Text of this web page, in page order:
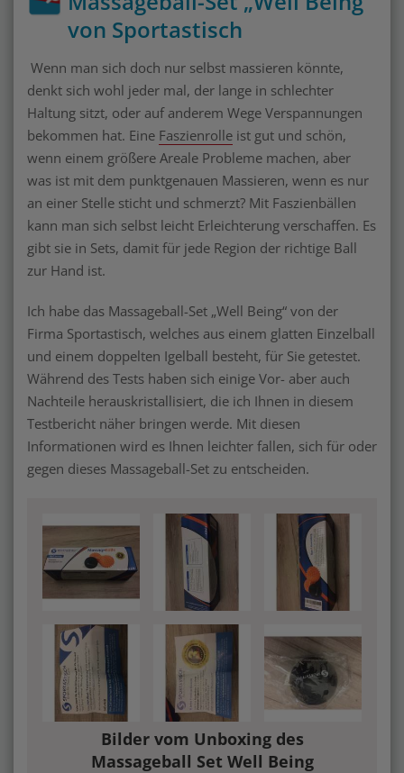
von Sportastisch
Wenn man sich doch nur selbst massieren könnte,
denkt sich wohl jeder mal, der lange in schlechter
Haltung sitzt, oder auf anderem Wege Verspannungen
bekommen hat. Eine Faszienrolle ist gut und schön,
wenn einem größere Areale Probleme machen, aber
was ist mit dem punktgenauen Massieren, wenn es nur
an einer Stelle sticht und schmerzt? Mit Faszienbällen
kann man sich selbst leicht Erleichterung verschaffen. Es
gibt sie in Sets, damit für jede Region der richtige Ball
zur Hand ist.
Ich habe das Massageball-Set „Well Being“ von der
Firma Sportastisch, welches aus einem glatten Einzelball
und einem doppelten Igelball besteht, für Sie getestet.
Während des Tests haben sich einige Vor- aber auch
Nachteile herauskristallisiert, die ich Ihnen in diesem
Testbericht näher bringen werde. Mit diesen
Informationen wird es Ihnen leichter fallen, sich für oder
gegen dieses Massageball-Set zu entscheiden.
Bilder vom Unboxing des
Massageball Set Well Being